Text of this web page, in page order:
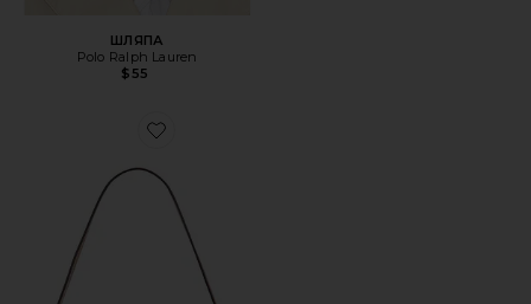
ШЛЯПА
Polo Ralph Lauren
$55
Favorite СУМКА НА ПЛЕЧО, 26 ДЮЙМОВ CRYSTAL